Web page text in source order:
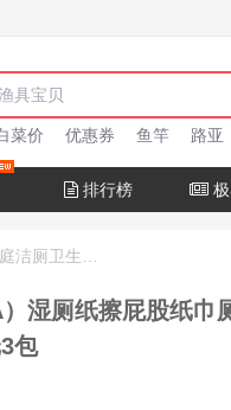
菜价 优惠券 鱼竿 路亚
排行榜
湿厕纸擦屁股纸巾
包